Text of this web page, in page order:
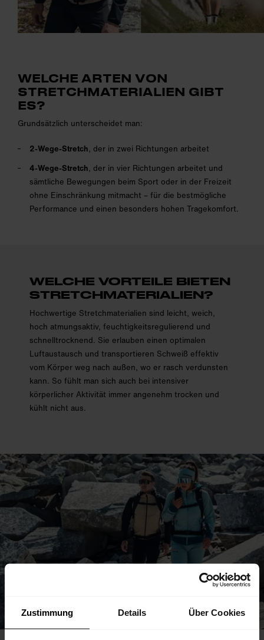
Zustimmung Details Über Cookies
WELCHE ARTEN VON
STRETCHMATERIALIEN GIBT
ES?
Grundsätzlich unterscheidet man:
2-Wege-Stretch, der in zwei Richtungen arbeitet
4-Wege-Stretch, der in vier Richtungen arbeitet und
sämtliche Bewegungen beim Sport oder in der Freizeit
ohne Einschränkung mitmacht – für die bestmögliche
Performance und einen besonders hohen Tragekomfort.
WELCHE VORTEILE BIETEN
STRETCH­MATERIALIEN?
Hochwertige Stretchmaterialien sind leicht, weich,
hoch atmungsaktiv, feuchtigkeitsregulierend und
schnelltrocknend. Sie erlauben einen optimalen
Luftaustausch und transportieren Schweiß effektiv
vom Körper weg nach außen, wo er rasch verdunsten
kann. So fühlt man sich auch bei intensiver
körperlicher Aktivität immer angenehm trocken und
kühlt nicht aus.